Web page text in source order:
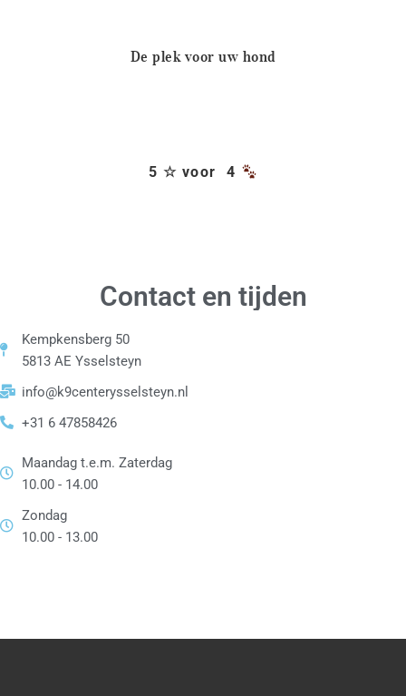
De plek voor uw hond
5 ☆ voor 4
Contact en tijden
Kempkensberg 50
5813 AE Ysselsteyn
info@k9centerysselsteyn.nl
+31 6 47858426
Maandag t.e.m. Zaterdag
10.00 - 14.00
Zondag
10.00 - 13.00